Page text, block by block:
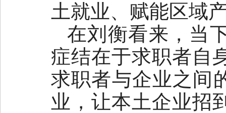
土就业、赋能区域
在刘衡看来，当
症结在于求职者自
求职者与企业之间
业，让本土企业招